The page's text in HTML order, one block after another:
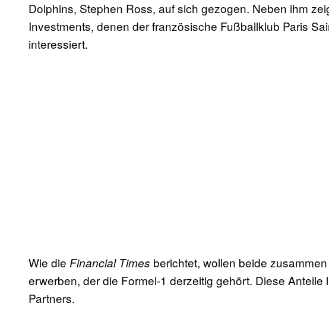
Dolphins, Stephen Ross, auf sich gezogen. Neben ihm
Investments, denen der französische Fußballklub Paris
interessiert.
Wie die Financial Times berichtet, wollen beide
erwerben, der die Formel-1 derzeitig gehört. Diese Anteile
Partners.